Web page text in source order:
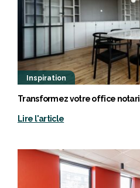
Inspiration
Transformez votre office
Lire l'article